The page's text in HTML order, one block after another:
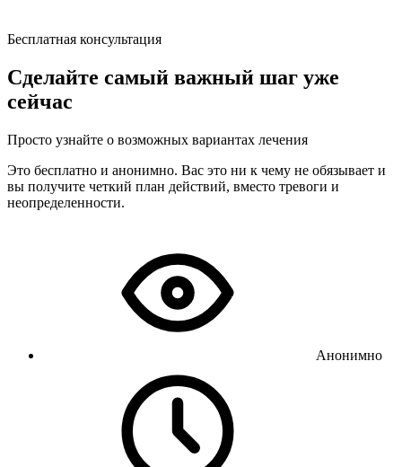
Бесплатная консультация
Сделайте самый важный шаг уже
сейчас
Просто узнайте о возможных вариантах лечения
Это бесплатно и анонимно. Вас это ни к чему не обязывает и
вы получите четкий план действий, вместо тревоги и
неопределенности.
Анонимно